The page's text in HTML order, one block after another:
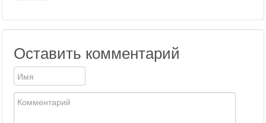
Оставить комментарий